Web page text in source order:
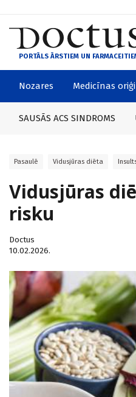
PORTĀLS ĀRSTIEM UN
Nozares Medicīnas
SAUSĀS ACS SINDROMS
Pasaulē Vidusjūras diēta
Vidusjūras
risku
Doctus
10.02.2026.